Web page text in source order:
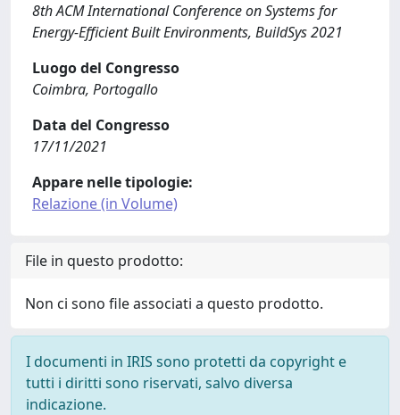
8th ACM International Conference on Systems for
Energy-Efficient Built Environments, BuildSys 2021
Luogo del Congresso
Coimbra, Portogallo
Data del Congresso
17/11/2021
Appare nelle tipologie:
Relazione (in Volume)
File in questo prodotto:
Non ci sono file associati a questo prodotto.
I documenti in IRIS sono protetti da copyright e
tutti i diritti sono riservati, salvo diversa
indicazione.